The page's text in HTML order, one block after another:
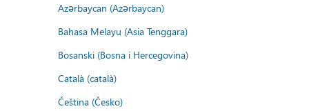
Azərbaycan (Azərbaycan)
Bahasa Melayu (Asia Tenggara)
Bosanski (Bosna i Hercegovina)
Català (català)
Čeština (Česko)